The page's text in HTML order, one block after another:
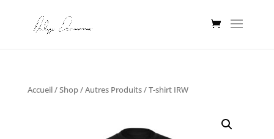
Accueil/Shop/Autres Produits/ T-shirt IRW